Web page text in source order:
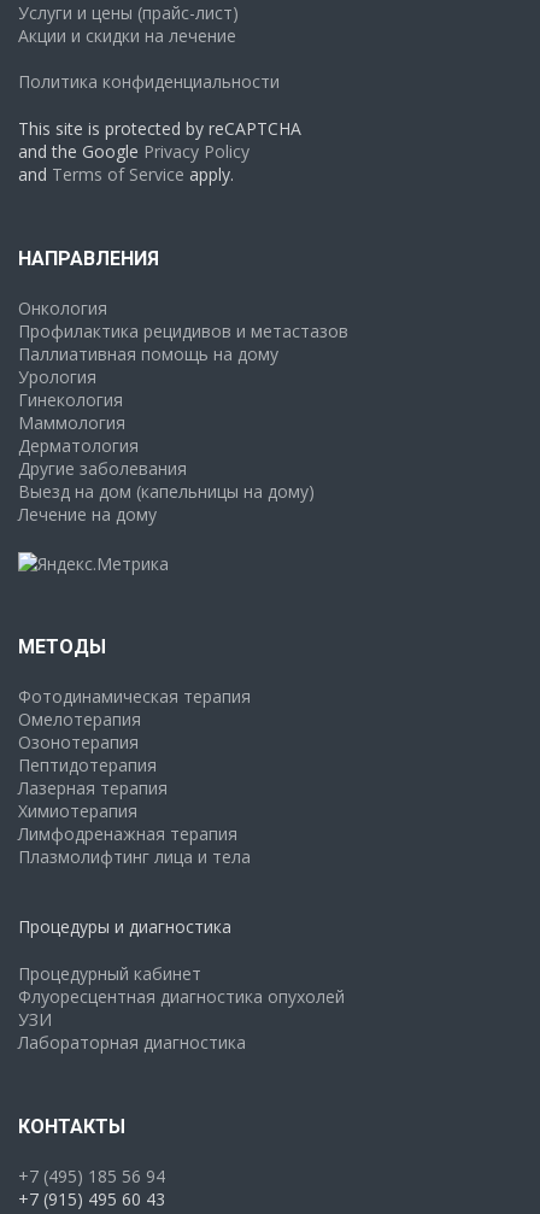
Услуги и цены (прайс-лист)
Акции и скидки на лечение
Политика конфиденциальности
This site is protected by reCAPTCHA
and the Google Privacy Policy
and Terms of Service apply.
НАПРАВЛЕНИЯ
Онкология
Профилактика рецидивов и метастазов
Паллиативная помощь на дому
Урология
Гинекология
Маммология
Дерматология
Другие заболевания
Выезд на дом (капельницы на дому)
Лечение на дому
МЕТОДЫ
Фотодинамическая терапия
Омелотерапия
Озонотерапия
Пептидотерапия
Лазерная терапия
Химиотерапия
Лимфодренажная терапия
Плазмолифтинг лица и тела
Процедуры и диагностика
Процедурный кабинет
Флуоресцентная диагностика опухолей
УЗИ
Лабораторная диагностика
КОНТАКТЫ
+7 (495) 185 56 94
+7 (915) 495 60 43